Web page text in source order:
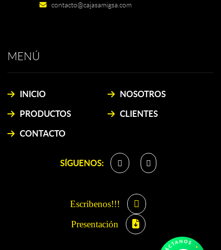
contacto@cajasamigsa.com
MENÚ
INICIO NOSOTROS
PRODUCTOS CLIENTES
CONTACTO
SÍGUENOS:
Escribenos!!!
Presentación